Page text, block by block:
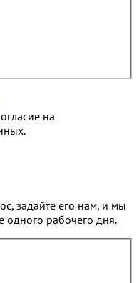
на
задайте его нам, и мы
одного рабочего дня.